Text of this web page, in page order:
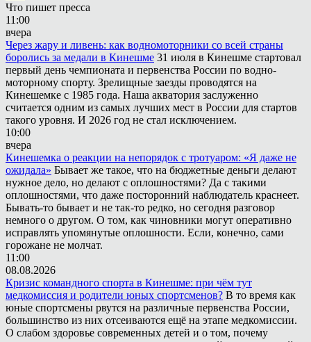
Что пишет пресса
11:00
вчера
Через жару и ливень: как водномоторники со всей страны
боролись за медали в Кинешме 31 июля в Кинешме стартовал
первый день чемпионата и первенства России по водно-
моторному спорту. Зрелищные заезды проводятся на
Кинешемке с 1985 года. Наша акватория заслуженно
считается одним из самых лучших мест в России для стартов
такого уровня. И 2026 год не стал исключением.
10:00
вчера
Кинешемка о реакции на непорядок с тротуаром: «Я даже не
ожидала» Бывает же такое, что на бюджетные деньги делают
нужное дело, но делают с оплошностями? Да с такими
оплошностями, что даже посторонний наблюдатель краснеет.
Бывать-то бывает и не так-то редко, но сегодня разговор
немного о другом. О том, как чиновники могут оперативно
исправлять упомянутые оплошности. Если, конечно, сами
горожане не молчат.
11:00
08.08.2026
Кризис командного спорта в Кинешме: при чём тут
медкомиссия и родители юных спортсменов? В то время как
юные спортсмены рвутся на различные первенства России,
большинство из них отсеиваются ещё на этапе медкомиссии.
О слабом здоровье современных детей и о том, почему